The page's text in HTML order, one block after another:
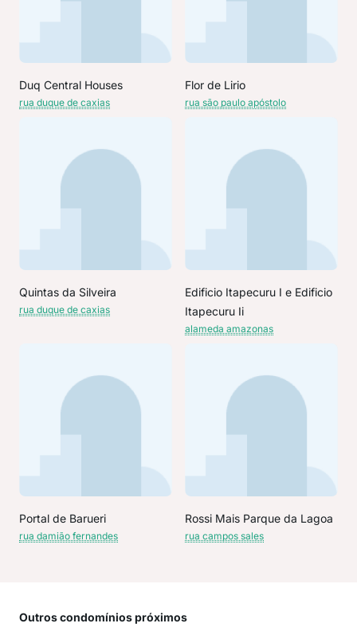
Duq Central Houses
rua duque de caxias
Flor de Lirio
rua são paulo apóstolo
Quintas da Silveira
rua duque de caxias
Edificio Itapecuru I e Edificio
Itapecuru Ii
alameda amazonas
Portal de Barueri
rua damião fernandes
Rossi Mais Parque da Lagoa
rua campos sales
Outros condomínios próximos